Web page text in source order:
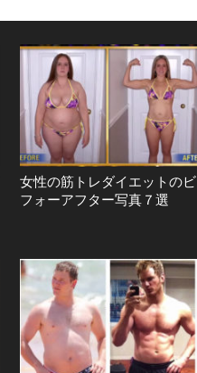
女性の筋トレダイエットのビ
フォーアフター写真７選